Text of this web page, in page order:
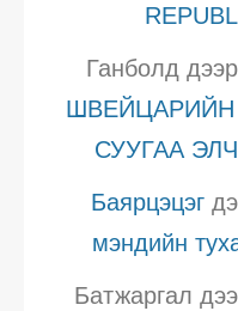
Ганболд дээр
СУУГАА
Баярцэцэг
мэндийн
Батжаргал